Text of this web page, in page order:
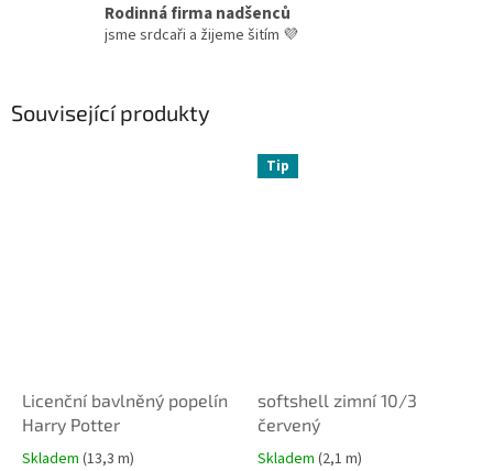
Rodinná firma nadšenců
jsme srdcaři a žijeme šitím 💜
Související produkty
Licenční bavlněný popelín
Harry Potter
Skladem (13,3 m)
Tip
softshell zimní 10/3
červený
Skladem (2,1 m)